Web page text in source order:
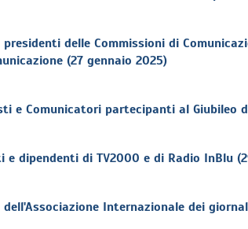
delle Commissioni di
(27 gennaio 2025)
e Comunicatori partecipanti al Giubileo
dipendenti di TV2000 e di Radio InBlu
Internazionale dei